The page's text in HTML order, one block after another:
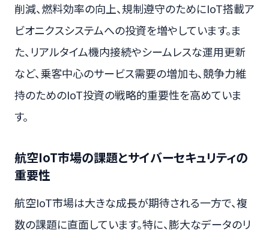
削減、燃料効率の向上、規制遵守のためにIoT搭載ア
ビオニクスシステムへの投資を増やしています。ま
た、リアルタイム機内接続やシームレスな運用更新
など、乗客中心のサービス需要の増加も、競争力維
持のためのIoT投資の戦略的重要性を高めていま
す。
航空IoT市場の課題とサイバーセキュリティの
重要性
航空IoT市場は大きな成長が期待される一方で、複
数の課題に直面しています。特に、膨大なデータのリ